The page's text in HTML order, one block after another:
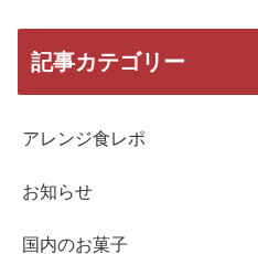
記事カテゴリー
アレンジ食レポ
お知らせ
国内のお菓子